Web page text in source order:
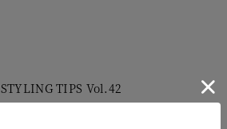
STYLING TIPS Vol.42